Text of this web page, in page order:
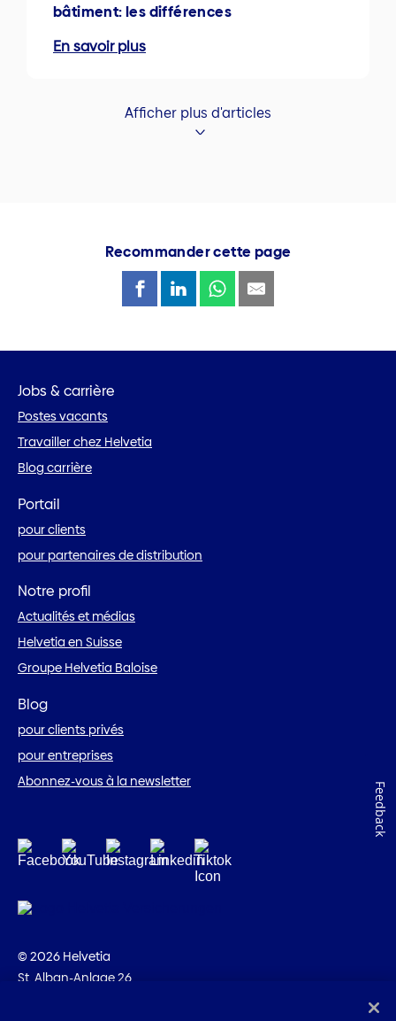
bâtiment: les différences
En savoir plus
Afficher plus d'articles
Recommander cette page
Jobs & carrière
Postes vacants
Travailler chez Helvetia
Blog carrière
Portail
pour clients
pour partenaires de distribution
Notre profil
Actualités et médias
Helvetia en Suisse
Groupe Helvetia Baloise
Blog
pour clients privés
pour entreprises
Abonnez-vous à la newsletter
© 2026 Helvetia
St. Alban-Anlage 26
Feedback